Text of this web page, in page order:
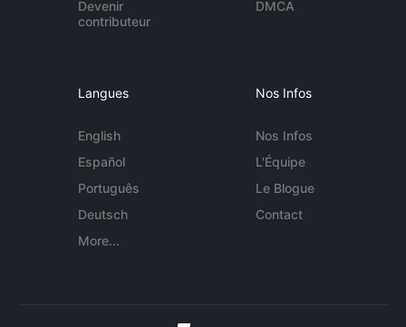
Devenir
contributeur
DMCA
Langues
English
Español
Português
Deutsch
More...
Nos Infos
Nos Infos
L'Équipe
Le Blogue
Contact